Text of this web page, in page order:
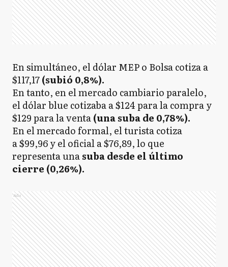
En simultáneo, el dólar MEP o Bolsa cotiza a
$117,17(subió 0,8%).
En tanto, en el mercado cambiario paralelo,
el dólar blue cotizaba a $124 para la compra y
$129 para la venta(una suba de 0,78%).
En el mercado formal, el turista cotiza
a $99,96 y el oficial a $76,89, lo que
representa unasuba desde el último
cierre (0,26%).
Ads